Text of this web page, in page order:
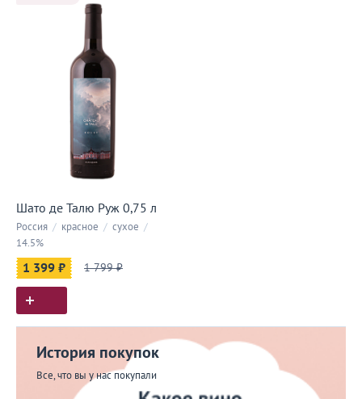
Шато де Талю Руж 0,75 л
Россия / красное / сухое /
14.5%
1 399 ₽ 1 799 ₽
История покупок
Все, что вы у нас покупали